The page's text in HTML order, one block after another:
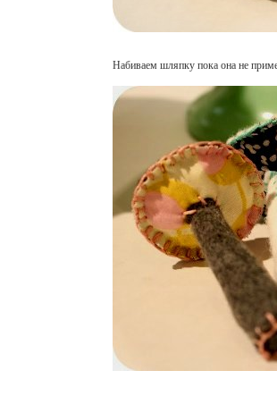
Набиваем шляпку пока она не